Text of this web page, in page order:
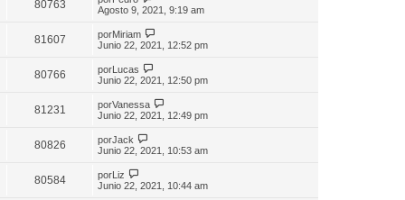
80763
Agosto 9, 2021, 9:19 am
81607 porMiriam
Junio 22, 2021, 12:52 pm
80766 porLucas
Junio 22, 2021, 12:50 pm
81231 porVanessa
Junio 22, 2021, 12:49 pm
80826 porJack
Junio 22, 2021, 10:53 am
80584 porLiz
Junio 22, 2021, 10:44 am